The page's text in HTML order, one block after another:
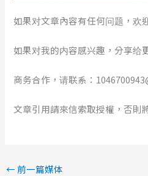
如果对文章內容有任何问题，欢
如果对我的内容感兴趣，分享给
商务合作，请联系：
文章引用請來信索取授權，否則
← 前一篇媒体